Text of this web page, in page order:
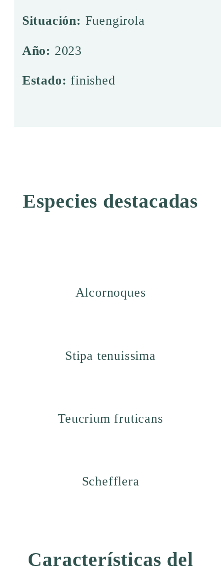
Situación: Fuengirola
Año: 2023
Estado: finished
Especies destacadas
Alcornoques
Stipa tenuissima
Teucrium fruticans
Schefflera
Características del